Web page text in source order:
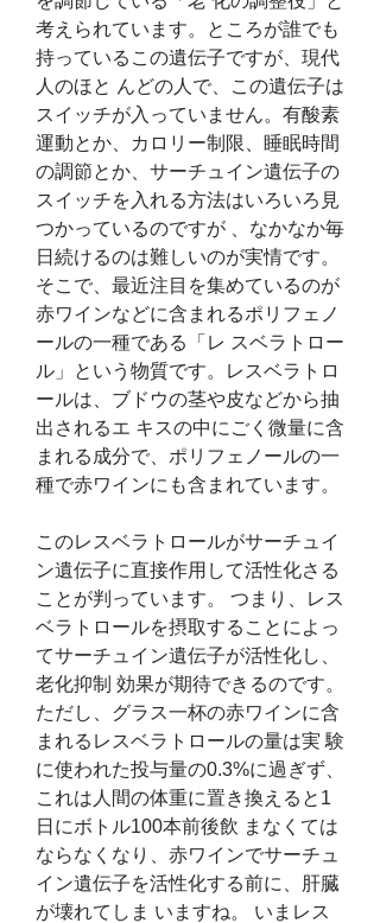
考えられています。ところが誰でも
持っているこの遺伝子ですが、現代
人のほと んどの人で、この遺伝子は
スイッチが入っていません。有酸素
運動とか、カロリー制限、睡眠時間
の調節とか、サーチュイン遺伝子の
スイッチを入れる方法はいろいろ見
つかっているのですが 、なかなか毎
日続けるのは難しいのが実情です。
そこで、最近注目を集めているのが
赤ワインなどに含まれるポリフェノ
ールの一種である「レ スベラトロー
ル」という物質です。レスベラトロ
ールは、ブドウの茎や皮などから抽
出されるエ キスの中にごく微量に含
まれる成分で、ポリフェノールの一
種で赤ワインにも含まれています。
このレスベラトロールがサーチュイ
ン遺伝子に直接作用して活性化さる
ことが判っています。 つまり、レス
ベラトロールを摂取することによっ
てサーチュイン遺伝子が活性化し、
老化抑制 効果が期待できるのです。
ただし、グラス一杯の赤ワインに含
まれるレスベラトロールの量は実 験
に使われた投与量の0.3%に過ぎず、
これは人間の体重に置き換えると1
日にボトル100本前後飲 まなくては
ならなくなり、赤ワインでサーチュ
イン遺伝子を活性化する前に、肝臓
が壊れてしま いますね。 いまレス